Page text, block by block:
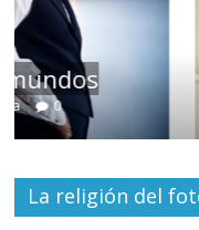
Las series-
13 marzo, 2026
La religión del